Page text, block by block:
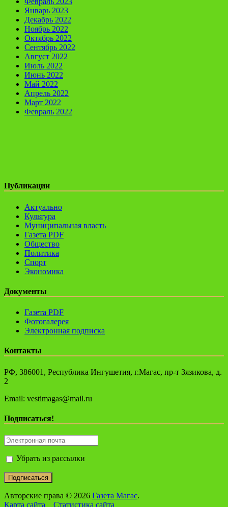
Январь 2023
Декабрь 2022
Ноябрь 2022
Октябрь 2022
Сентябрь 2022
Август 2022
Июль 2022
Июнь 2022
Май 2022
Апрель 2022
Март 2022
Февраль 2022
Публикации
Актуально
Культура
Муниципальная власть
Газета PDF
Общество
Политика
Спорт
Экономика
Документы
Газета PDF
Фотогалерея
Электронная подписка
Контакты
РФ, 386001, Республика Ингушетия, г.Магас, пр-т Зязикова, д.
2
Email: vestimagas@mail.ru
Подписаться!
Убрать из рассылки
Авторские права © 2026 Газета Магас.
Карта сайта
Статистика сайта